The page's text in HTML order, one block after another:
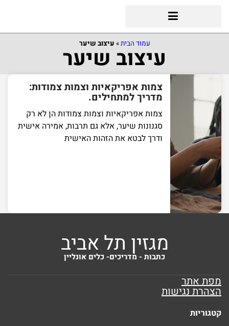
עמוד הבית» עיצוב שיער
עיצוב שיער
צמות אפריקאיות וצמות צמודות:
מדריך למתחילים.
צמות אפריקאיות וצמות צמודות הן לא רק
סגנונות שיער, אלא גם תרבות, אמירה אישית
ודרך לבטא את הזהות האישית
מגזין תל אביב
כתבות - מדריכים- כלים אונליין
מפת אתר
הצהרת נגישות
קטגוריות